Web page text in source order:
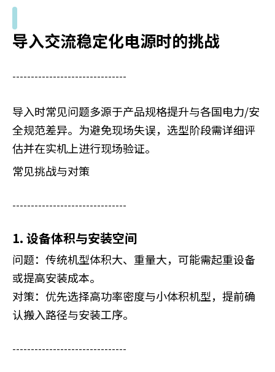
导入交流稳定化电源时的挑战
-------------------------------
导入时常见问题多源于产品规格提升与各国电力/安
全规范差异。为避免现场失误，选型阶段需详细评
估并在实机上进行现场验证。
常见挑战与对策
-------------------------------
1. 设备体积与安装空间
问题：传统机型体积大、重量大，可能需起重设备
或提高安装成本。
对策：优先选择高功率密度与小体积机型，提前确
认搬入路径与安装工序。
-------------------------------